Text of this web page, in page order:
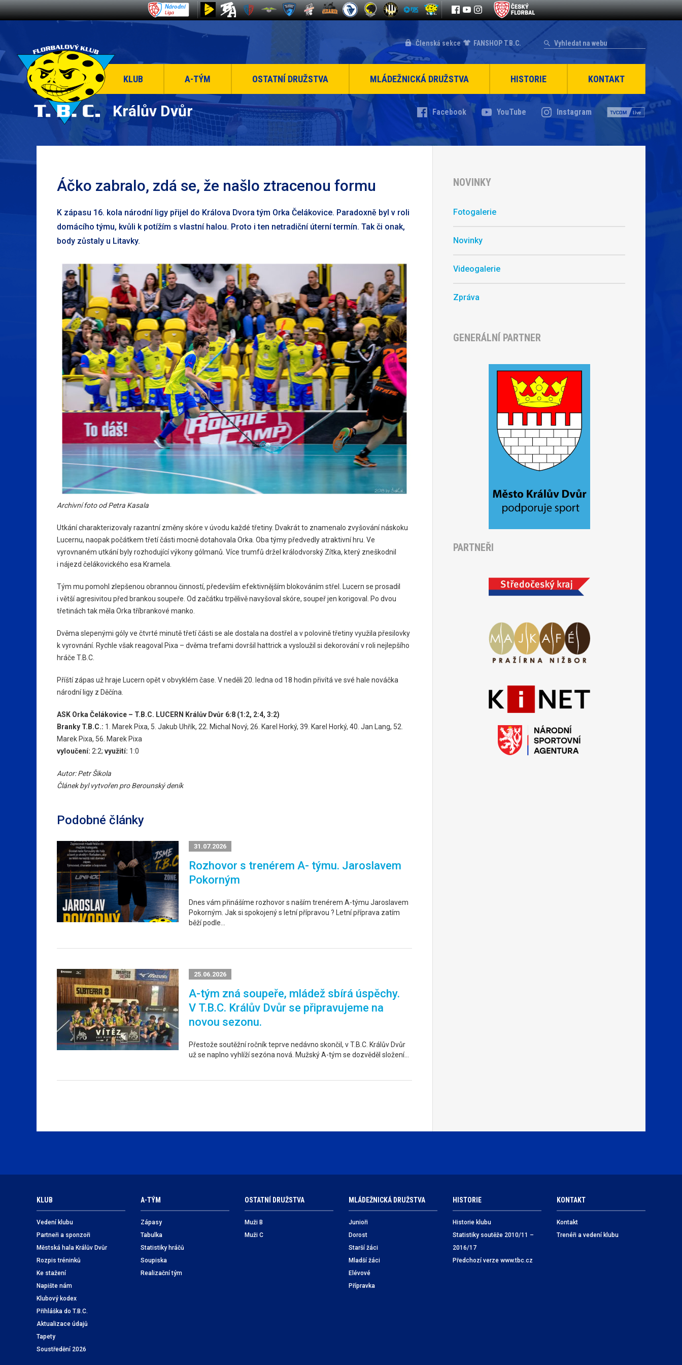
Členská sekce FANSHOP T.B.C.
KLUB A-TÝM OSTATNÍ DRUŽSTVA MLÁDEŽNICKÁ DRUŽSTVA HISTORIE KONTAKT
Králův Dvůr Facebook YouTube Instagram
Áčko zabralo, zdá se, že našlo ztracenou formu
K zápasu 16. kola národní ligy přijel do Králova Dvora tým Orka Čelákovice. Paradoxně byl v roli
domácího týmu, kvůli k potížím s vlastní halou. Proto i ten netradiční úterní termín. Tak či onak,
body zůstaly u Litavky.
Archivní foto od Petra Kasala
Utkání charakterizovaly razantní změny skóre v úvodu každé třetiny. Dvakrát to znamenalo zvyšování náskoku
Lucernu, naopak počátkem třetí části mocně dotahovala Orka. Oba týmy předvedly atraktivní hru. Ve
vyrovnaném utkání byly rozhodující výkony gólmanů. Více trumfů držel králodvorský Zítka, který zneškodnil
i nájezd čelákovického esa Kramela.
Tým mu pomohl zlepšenou obrannou činností, především efektivnějším blokováním střel. Lucern se prosadil
i větší agresivitou před brankou soupeře. Od začátku trpělivě navyšoval skóre, soupeř jen korigoval. Po dvou
třetinách tak měla Orka tříbrankové manko.
Dvěma slepenými góly ve čtvrté minutě třetí části se ale dostala na dostřel a v polovině třetiny využila přesilovky
k vyrovnání. Rychle však reagoval Pixa – dvěma trefami dovršil hattrick a vysloužil si dekorování v roli nejlepšího
hráče T.B.C.
Příští zápas už hraje Lucern opět v obvyklém čase. V neděli 20. ledna od 18 hodin přivítá ve své hale nováčka
národní ligy z Děčína.
ASK Orka Čelákovice – T.B.C. LUCERN Králův Dvůr 6:8 (1:2, 2:4, 3:2)
Branky T.B.C.: 1. Marek Pixa, 5. Jakub Uhřík, 22. Michal Nový, 26. Karel Horký, 39. Karel Horký, 40. Jan Lang, 52.
Marek Pixa, 56. Marek Pixa
vyloučení: 2:2; využití: 1:0
Autor: Petr Šikola
Článek byl vytvořen pro Berounský deník
Podobné články
31.07.2026
Rozhovor s trenérem A- týmu. Jaroslavem
Pokorným
Dnes vám přinášíme rozhovor s naším trenérem A-týmu Jaroslavem
Pokorným. Jak si spokojený s letní přípravou ? Letní příprava zatím
běží podle…
25.06.2026
A-tým zná soupeře, mládež sbírá úspěchy.
V T.B.C. Králův Dvůr se připravujeme na
novou sezonu.
Přestože soutěžní ročník teprve nedávno skončil, v T.B.C. Králův Dvůr
už se naplno vyhlíží sezóna nová. Mužský A-tým se dozvěděl složení…
NOVINKY
Fotogalerie
Novinky
Videogalerie
Zpráva
GENERÁLNÍ PARTNER
PARTNEŘI
KLUB
Vedení klubu
Partneři a sponzoři
Městská hala Králův Dvůr
Rozpis tréninků
Ke stažení
Napište nám
Klubový kodex
Přihláška do T.B.C.
Aktualizace údajů
Tapety
Soustředění 2026
A-TÝM
Zápasy
Tabulka
Statistiky hráčů
Soupiska
Realizační tým
OSTATNÍ DRUŽSTVA
Muži B
Muži C
MLÁDEŽNICKÁ DRUŽSTVA
Junioři
Dorost
Starší žáci
Mladší žáci
Elévové
Přípravka
HISTORIE
Historie klubu
Statistiky soutěže 2010/11 –
2016/17
Předchozí verze www.tbc.cz
KONTAKT
Kontakt
Trenéři a vedení klubu